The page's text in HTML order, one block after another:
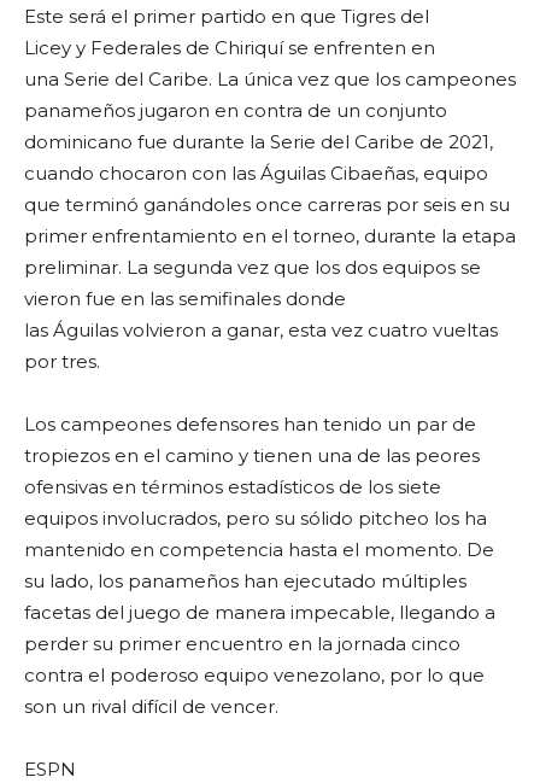
Este será el primer partido en que Tigres del
Licey y Federales de Chiriquí se enfrenten en
una Serie del Caribe. La única vez que los campeones
panameños jugaron en contra de un conjunto
dominicano fue durante la Serie del Caribe de 2021,
cuando chocaron con las Águilas Cibaeñas, equipo
que terminó ganándoles once carreras por seis en su
primer enfrentamiento en el torneo, durante la etapa
preliminar. La segunda vez que los dos equipos se
vieron fue en las semifinales donde
las Águilas volvieron a ganar, esta vez cuatro vueltas
por tres.
Los campeones defensores han tenido un par de
tropiezos en el camino y tienen una de las peores
ofensivas en términos estadísticos de los siete
equipos involucrados, pero su sólido pitcheo los ha
mantenido en competencia hasta el momento. De
su lado, los panameños han ejecutado múltiples
facetas del juego de manera impecable, llegando a
perder su primer encuentro en la jornada cinco
contra el poderoso equipo venezolano, por lo que
son un rival difícil de vencer.
ESPN